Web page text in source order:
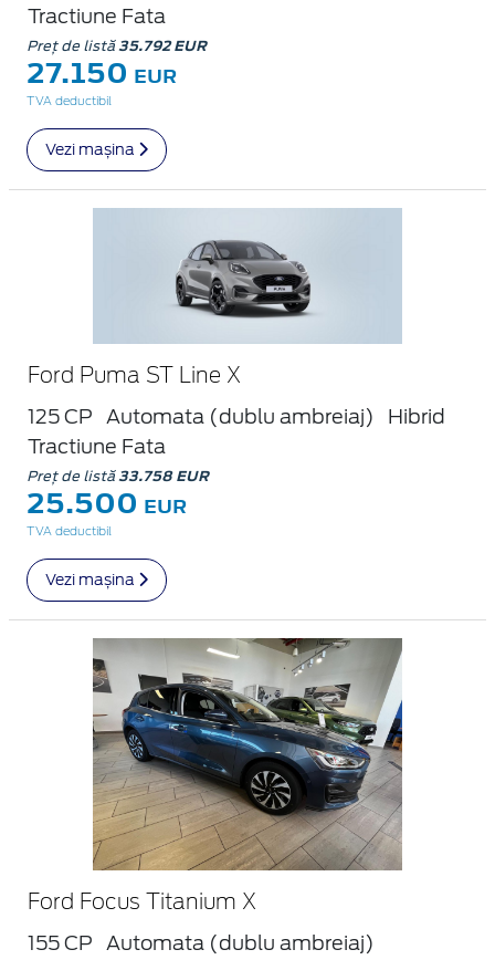
Tractiune Fata
Preț de listă35.792 EUR
27.150 EUR
TVA deductibil
Vezi mașina
Ford Puma ST Line X
125 CP Automata (dublu ambreiaj)
Hibrid
Tractiune Fata
Preț de listă33.758 EUR
25.500 EUR
TVA deductibil
Vezi mașina
Ford Focus Titanium X
155 CP
Automata (dublu ambreiaj)